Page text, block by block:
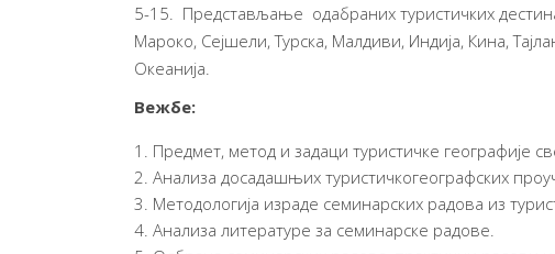
5-15. Представљање одабраних туристичких
Мароко, Сејшели, Турска, Малдиви, Индија, Кина,
Океанија.
Вежбе:
Предмет, метод и задаци туристичке географије
Анализа досадашњих туристичкогеографских
Методологија израде семинарских радова из
Анализа литературе за семинарске радове.